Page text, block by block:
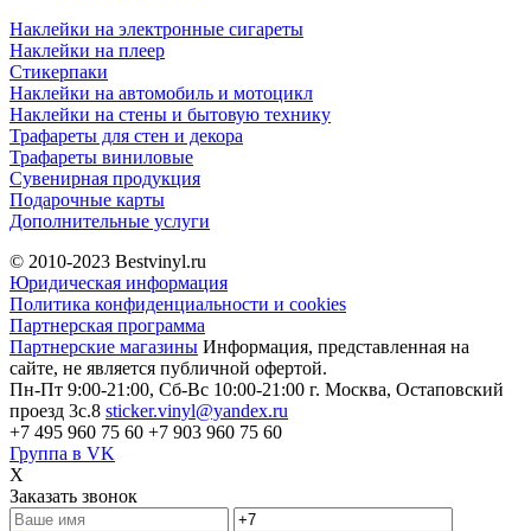
Наклейки на электронные сигареты
Наклейки на плеер
Стикерпаки
Наклейки на автомобиль и мотоцикл
Наклейки на стены и бытовую технику
Трафареты для стен и декора
Трафареты виниловые
Сувенирная продукция
Подарочные карты
Дополнительные услуги
© 2010-2023 Bestvinyl.ru
Юридическая информация
Политика конфиденциальности и cookies
Партнерская программа
Партнерские магазины Информация, представленная на
сайте, не является публичной офертой.
Пн-Пт 9:00-21:00, Сб-Вс 10:00-21:00 г. Москва, Остаповский
проезд 3с.8 sticker.vinyl@yandex.ru
+7 495 960 75 60 +7 903 960 75 60
Группа в VK
X
Заказать звонок